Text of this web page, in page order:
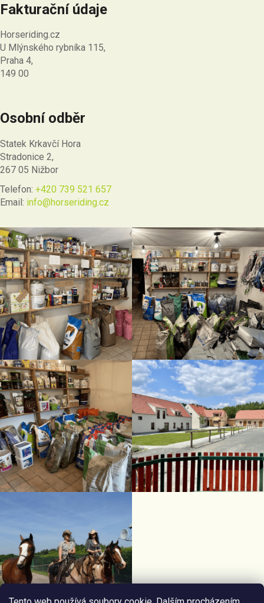
Fakturační údaje
Horseriding.cz
U Mlýnského rybníka 115,
Praha 4,
149 00
Osobní odběr
Statek Krkavčí Hora
Stradonice 2,
267 05 Nižbor
Telefon: +420 739 521 657
Email: info@horseriding.cz